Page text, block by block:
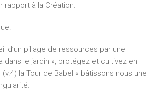
à la Création.
d’un pillage de ressources par une
dans le jardin », protégez et cultivez en
la Tour de Babel « bâtissons nous une